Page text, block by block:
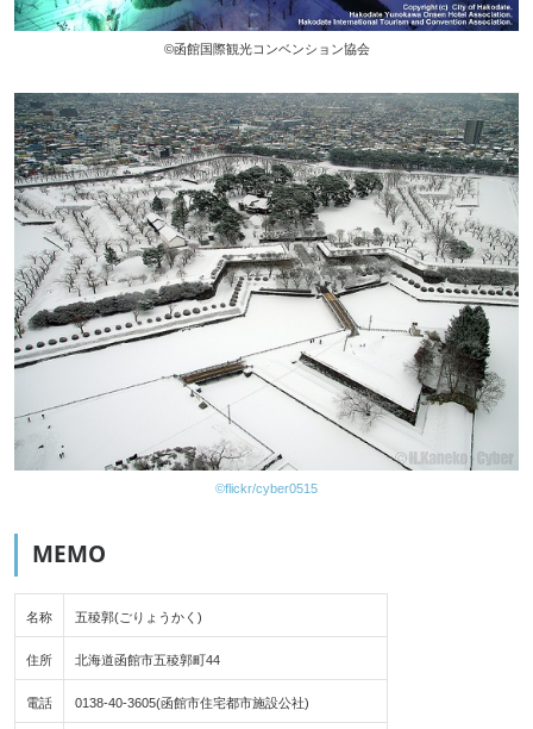
©函館国際観光コンベンション協会
©flickr/cyber0515
MEMO
名称 五稜郭(ごりょうかく)
住所 北海道函館市五稜郭町44
電話 0138-40-3605(函館市住宅都市施設公社)